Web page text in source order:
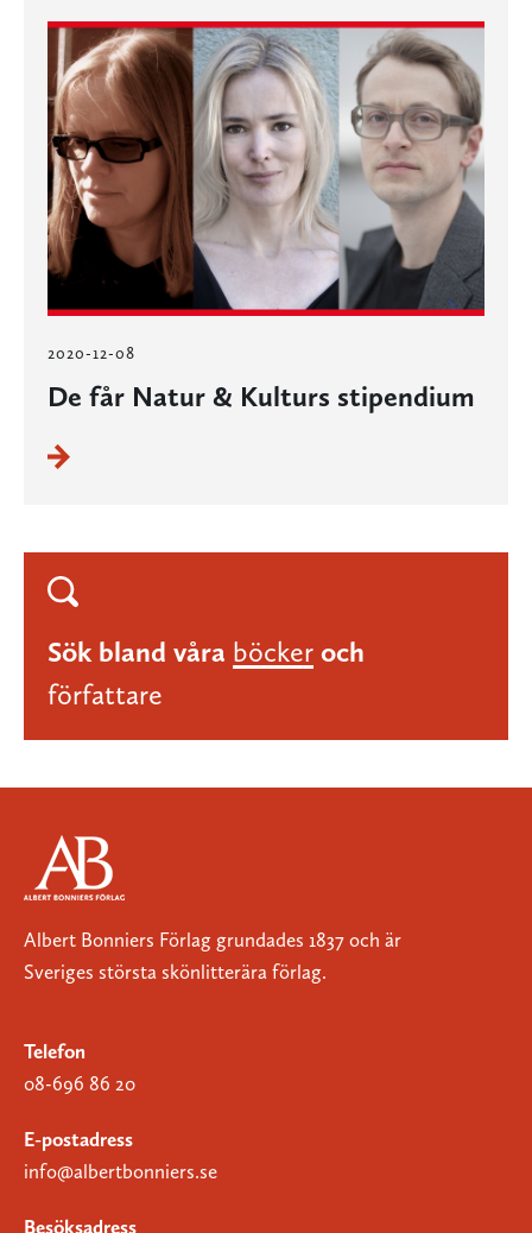
2020-12-08
De får Natur & Kulturs stipendium
Sök bland våra böcker och
författare
Albert Bonniers Förlag grundades 1837 och är
Sveriges största skönlitterära förlag.
Telefon
08-696 86 20
E-postadress
info@albertbonniers.se
Besöksadress